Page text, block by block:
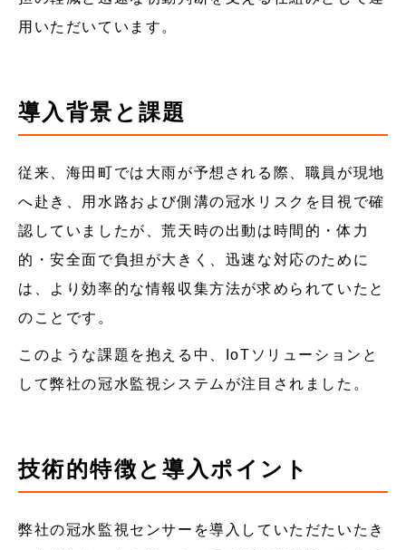
用いただいています。
導入背景と課題
従来、海田町では大雨が予想される際、職員が現地
へ赴き、用水路および側溝の冠水リスクを目視で確
認していましたが、荒天時の出動は時間的・体力
的・安全面で負担が大きく、迅速な対応のために
は、より効率的な情報収集方法が求められていたと
のことです。
このような課題を抱える中、IoTソリューションと
して弊社の冠水監視システムが注目されました。
技術的特徴と導入ポイント
弊社の冠水監視センサーを導入していただたいたき